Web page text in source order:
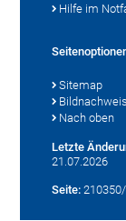
Hilfe im
Sitemap
Nach oben
Letzte
21.07.2026
Seite: